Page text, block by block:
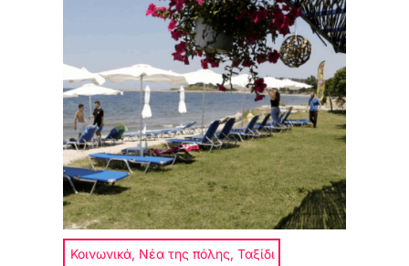
Κοινωνικά, Νέα της πόλης, Ταξίδι